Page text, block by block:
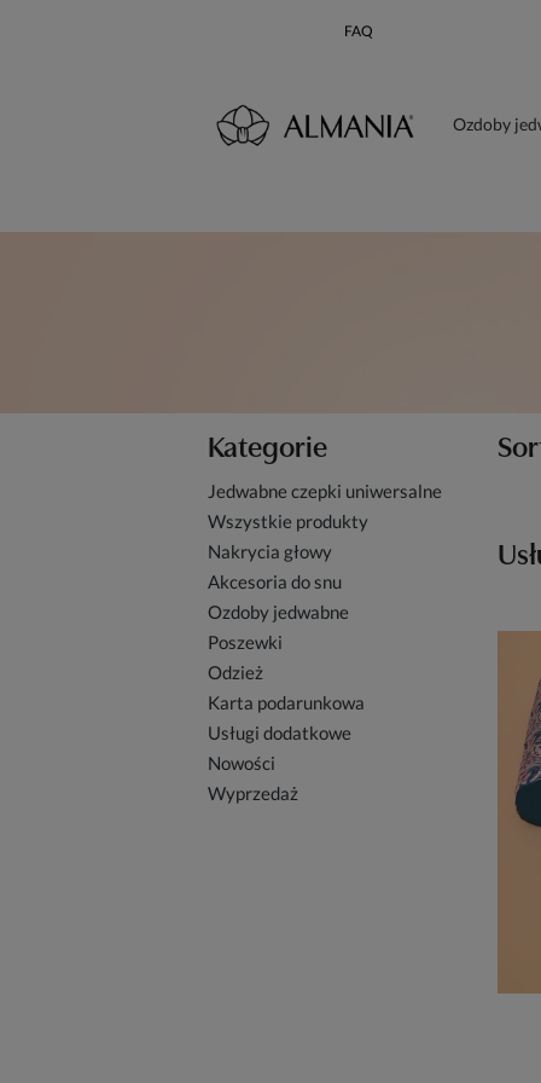
FAQ
Ozdoby
Kategorie
Jedwabne czepki uniwersalne
Wszystkie produkty
Nakrycia głowy
Akcesoria do snu
Ozdoby jedwabne
Poszewki
Odzież
Karta podarunkowa
Usługi dodatkowe
Nowości
Wyprzedaż